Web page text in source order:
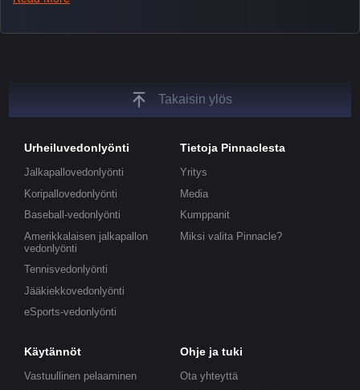
unique insights on the latest esports events.
Takaisin ylös
Urheiluvedonlyönti
Jalkapallovedonlyönti
Koripallovedonlyönti
Baseball-vedonlyönti
Amerikkalaisen jalkapallon
vedonlyönti
Tennisvedonlyönti
Jääkiekkovedonlyönti
eSports-vedonlyönti
Tietoja Pinnaclesta
Yritys
Media
Kumppanit
Miksi valita Pinnacle?
Käytännöt
Vastuullinen pelaaminen
Ohje ja tuki
Ota yhteyttä